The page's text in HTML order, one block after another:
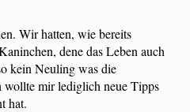
Wir hatten, wie bereits
dene das Leben auch
kein Neuling was die
mir lediglich neue Tipps
hat.